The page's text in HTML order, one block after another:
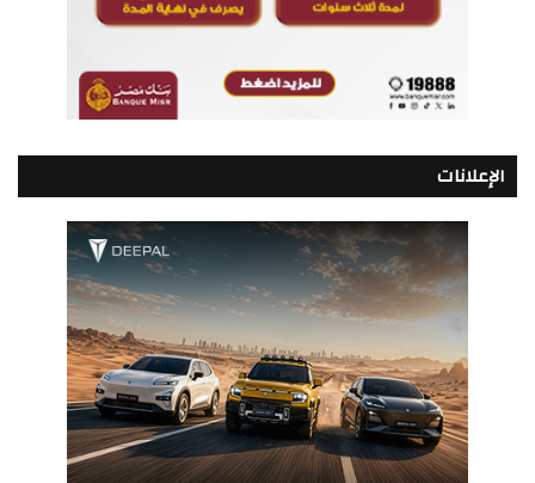
الإعلانات